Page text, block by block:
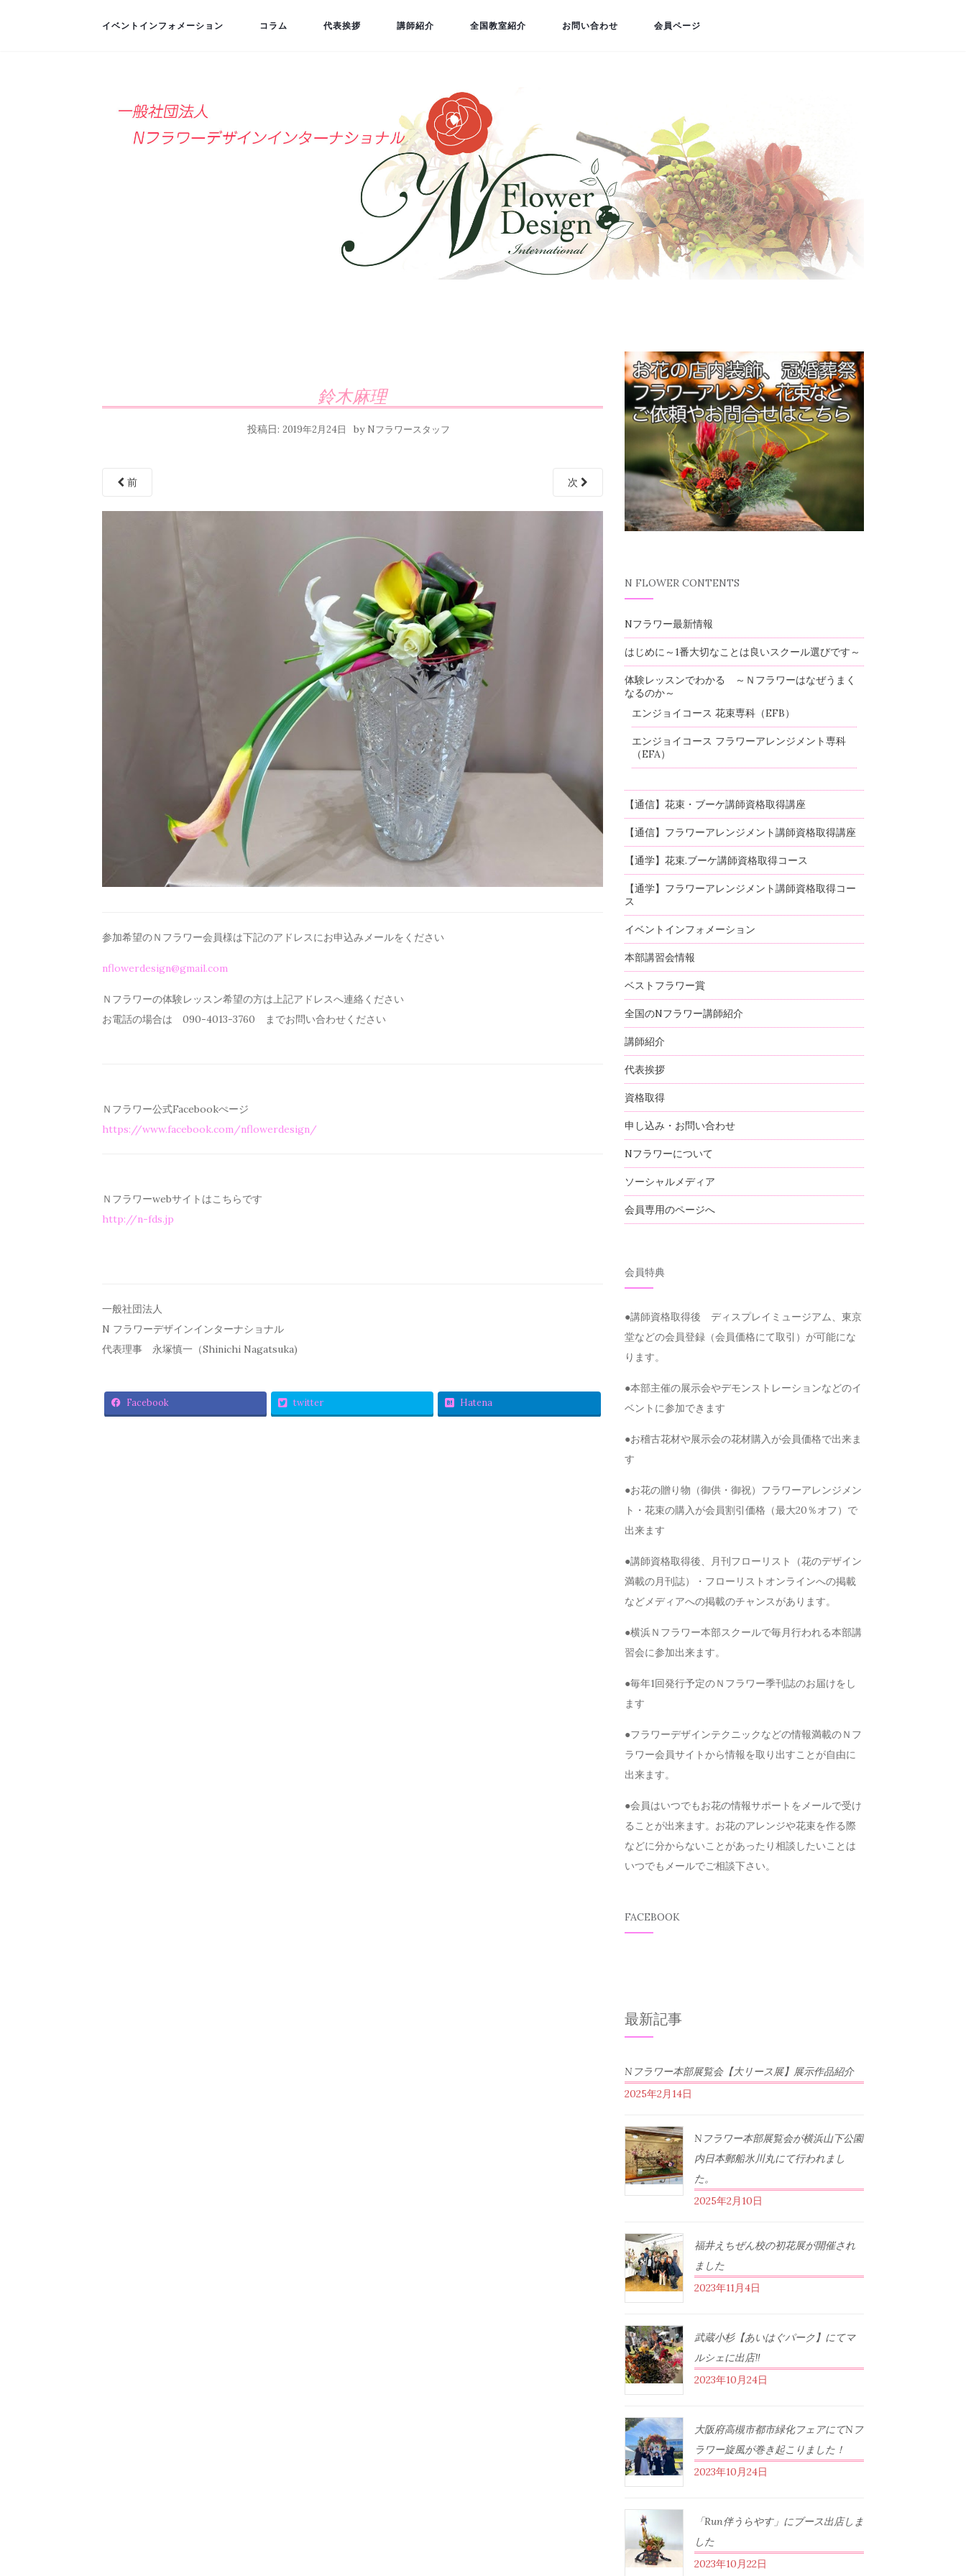
イベントインフォメーション コラム 代表挨拶 講師紹介 全国教室紹介 お問い合わせ 会員ページ
鈴木麻理
投稿日:2019年2月24日 by Nフラワースタッフ
前 次
参加希望のＮフラワー会員様は下記のアドレスにお申込みメールを ください
nflowerdesign@gmail.com
Ｎフラワーの体験レッスン希望の方は上記アドレスへ連絡ください
お電話の場合は 090-4013-3760 までお問い合わせください
Ｎフラワー公式Facebookぺージ
https://www.facebook.com/nflowerdesign/
Ｎフラワーwebサイトはこちらです
http://n-fds.jp
一般社団法人
N フラワーデザインインターナショナル
代表理事 永塚慎一（Shinichi Nagatsuka)
Facebook twitter Hatena
N FLOWER CONTENTS
Nフラワー最新情報
はじめに～1番大切なことは良いスクール選びです～
体験レッスンでわかる ～Ｎフラワーはなぜうまく
なるのか～
エンジョイコース 花束専科（EFB）
エンジョイコース フラワーアレンジメント専科
（EFA）
【通信】花束・ブーケ講師資格取得講座
【通信】フラワーアレンジメント講師資格取得講座
【通学】花束.ブーケ講師資格取得コース
【通学】フラワーアレンジメント講師資格取得コー
ス
イベントインフォメーション
本部講習会情報
ベストフラワー賞
全国のNフラワー講師紹介
講師紹介
代表挨拶
資格取得
申し込み・お問い合わせ
Nフラワーについて
ソーシャルメディア
会員専用のページへ
会員特典
●講師資格取得後 ディスプレイミュージアム、東京
堂などの会員登録（会員価格にて取引）が可能にな
ります。
●本部主催の展示会やデモンストレーションなどのイ
ベントに参加できます
●お稽古花材や展示会の花材購入が会員価格で出来ま
す
●お花の贈り物（御供・御祝）フラワーアレンジメン
ト・花束の購入が会員割引価格（最大20％オフ）で
出来ます
●講師資格取得後、月刊フローリスト（花のデザイン
満載の月刊誌）・フローリストオンラインへの掲載
などメディアへの掲載のチャンスがあります。
●横浜Ｎフラワー本部スクールで毎月行われる本部講
習会に参加出来ます。
●毎年1回発行予定のＮフラワー季刊誌のお届けをし
ます
●フラワーデザインテクニックなどの情報満載のＮフ
ラワー会員サイトから情報を取り出すことが自由に
出来ます。
●会員はいつでもお花の情報サポートをメールで受け
ることが出来ます。お花のアレンジや花束を作る際
などに分からないことがあったり相談したいことは
いつでもメールでご相談下さい。
FACEBOOK
最新記事
Nフラワー本部展覧会【大リース展】展示作品紹介
2025年2月14日
Nフラワー本部展覧会が横浜山下公園
内日本郵船氷川丸にて行われまし
た。
2025年2月10日
福井えちぜん校の初花展が開催され
ました
2023年11月4日
武蔵小杉【あいはぐパーク】にてマ
ルシェに出店‼︎
2023年10月24日
大阪府高槻市都市緑化フェアにてNフ
ラワー旋風が巻き起こりました！
2023年10月24日
「Run伴うらやす」にブース出店しま
した
2023年10月22日